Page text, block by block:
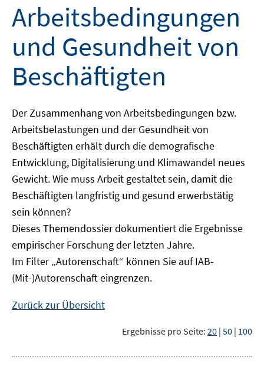
Arbeitsbedingungen
und Gesundheit von
Beschäftigten
Der Zusammenhang von Arbeitsbedingungen bzw.
Arbeitsbelastungen und der Gesundheit von
Beschäftigten erhält durch die demografische
Entwicklung, Digitalisierung und Klimawandel neues
Gewicht. Wie muss Arbeit gestaltet sein, damit die
Beschäftigten langfristig und gesund erwerbstätig
sein können?
Dieses Themendossier dokumentiert die Ergebnisse
empirischer Forschung der letzten Jahre.
Im Filter „Autorenschaft“ können Sie auf IAB-
(Mit-)Autorenschaft eingrenzen.
Zurück zur Übersicht
Ergebnisse pro Seite: 20 | 50 | 100